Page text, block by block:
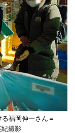
福岡伸一さん＝
紀撮影